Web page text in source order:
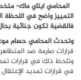
المحامي ايتاي ماك-
التمييز واضح في
فالقضية تكون جنائية
وتحدث المحامي حسام
قرارات صارمة ضد
وتلحظ ذلك في قرارات
في قرارات تمديد